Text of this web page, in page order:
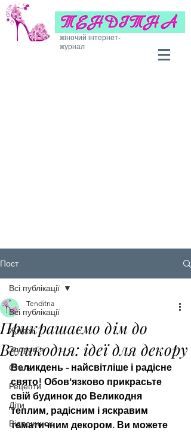
жіночий інтернет-
журнал
Пост
Всі публікації
Життя
Здоров'я
Стиль
Рецепти
Діти
Відпочинок
Всі публікації
Прикрашаємо дім до
Великодня: ідеї для декору
Tenditna
Великдень - найсвітліше і радісне
свято! Обов'язково прикрасьте
свій будинок до Великодня
теплим, радісним і яскравим
тематичним декором. Ви можете